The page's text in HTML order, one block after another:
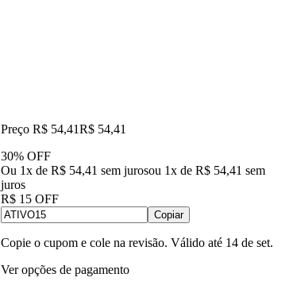
Preço R$ 54,41R$ 54,41
30% OFF
Ou 1x de R$ 54,41 sem jurosou 1x de R$ 54,41 sem
juros
R$ 15 OFF
Copiar
Copie o cupom e cole na revisão. Válido até 14 de set.
Ver opções de pagamento